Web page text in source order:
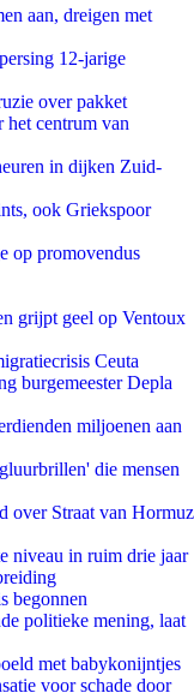
aan, dreigen met
12-jarige
over pakket
het centrum van
in dijken Zuid-
ook Griekspoor
op promovendus
grijpt geel op Ventoux
Ceuta
burgemeester Depla
miljoenen aan
die mensen
over Straat van Hormuz
niveau in ruim drie jaar
begonnen
politieke mening, laat
met babykonijntjes
voor schade door